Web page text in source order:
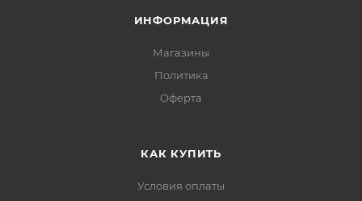
ИНФОРМАЦИЯ
Магазины
Политика
Офертa
КАК КУПИТЬ
Условия оплаты